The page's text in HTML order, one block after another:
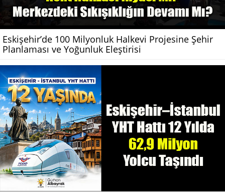
Eskişehir’de 100 Milyonluk Halkevi Projesine Şehir
Planlaması ve Yoğunluk Eleştirisi